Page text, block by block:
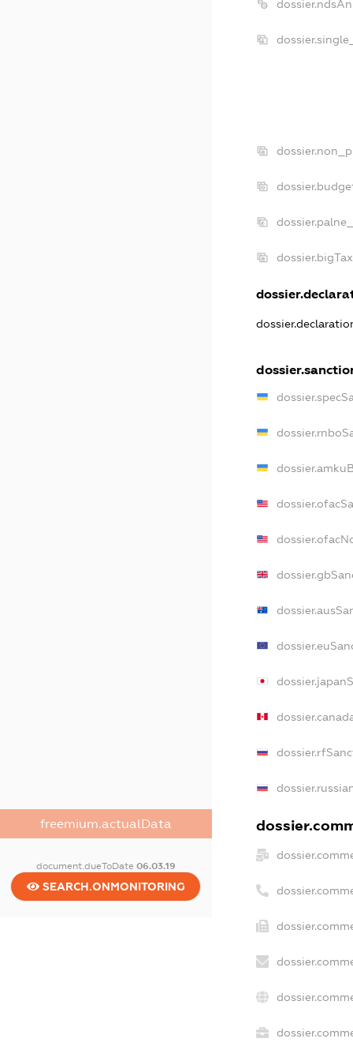
freemium.actualData
document.dueToDate 06.03.19
SEARCH.ONMONITORING